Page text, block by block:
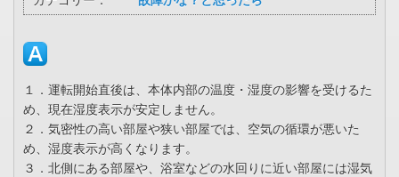
１．運転開始直後は、本体内部の温度・湿度の影響を受けるた
め、現在湿度表示が安定しません。
２．気密性の高い部屋や狭い部屋では、空気の循環が悪いた
め、湿度表示が高くなります。
３．北側にある部屋や、浴室などの水回りに近い部屋には湿気